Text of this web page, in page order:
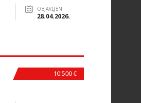
OBJAVLJEN
28.04.2026.
10.500 €